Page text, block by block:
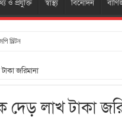
ও প্রযুক্তি স্বাস্থ্য বিনোদন
মিল্টন
জরিমানা
দেড় লাখ টাকা